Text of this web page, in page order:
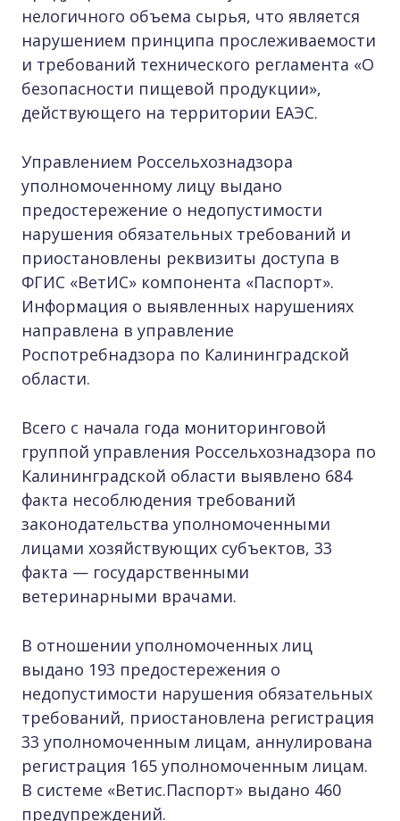
нелогичного объема сырья, что является
нарушением принципа прослеживаемости
и требований технического регламента «О
безопасности пищевой продукции»,
действующего на территории ЕАЭС.
Управлением Россельхознадзора
уполномоченному лицу выдано
предостережение о недопустимости
нарушения обязательных требований и
приостановлены реквизиты доступа в
ФГИС «ВетИС» компонента «Паспорт».
Информация о выявленных нарушениях
направлена в управление
Роспотребнадзора по Калининградской
области.
Всего с начала года мониторинговой
группой управления Россельхознадзора по
Калининградской области выявлено 684
факта несоблюдения требований
законодательства уполномоченными
лицами хозяйствующих субъектов, 33
факта — государственными
ветеринарными врачами.
В отношении уполномоченных лиц
выдано 193 предостережения о
недопустимости нарушения обязательных
требований, приостановлена регистрация
33 уполномоченным лицам, аннулирована
регистрация 165 уполномоченным лицам.
В системе «Ветис.Паспорт» выдано 460
предупреждений.